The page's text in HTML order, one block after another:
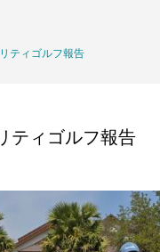
ティゴルフ報告
ィゴルフ報告